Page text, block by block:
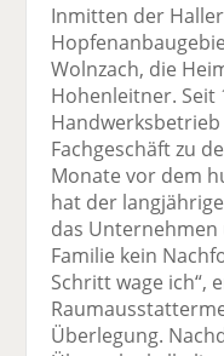
Inmitten der
Wolnzach, die
Hohenleitner. Seit
Fachgeschäft zu
Monate vor dem
hat der
das
Familie kein
Schritt wage ich“,
Überlegung.